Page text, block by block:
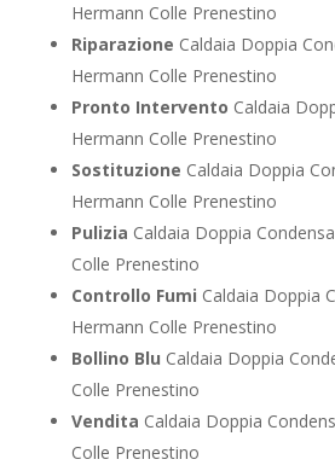
Hermann Colle Prenestino
Riparazione Caldaia Doppia
Hermann Colle Prenestino
Pronto Intervento Caldaia
Hermann Colle Prenestino
Sostituzione Caldaia Doppia
Hermann Colle Prenestino
Pulizia Caldaia Doppia
Colle Prenestino
Controllo Fumi Caldaia Doppia
Hermann Colle Prenestino
Bollino Blu Caldaia Doppia
Colle Prenestino
Vendita Caldaia Doppia
Colle Prenestino